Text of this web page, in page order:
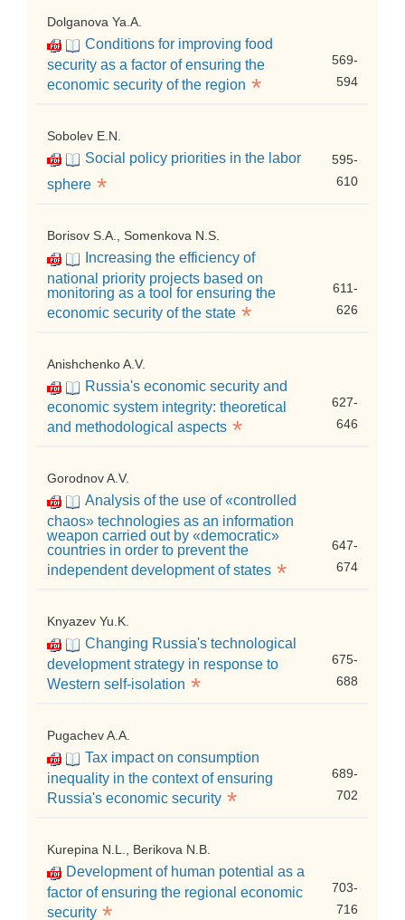
Dolganova Ya.A.
Conditions for improving food
security as a factor of ensuring the
economic security of the region *
569-
594
Sobolev E.N.
Social policy priorities in the labor
sphere *
595-
610
Borisov S.A., Somenkova N.S.
Increasing the efficiency of
national priority projects based on
monitoring as a tool for ensuring the
economic security of the state *
611-
626
Anishchenko A.V.
Russia's economic security and
economic system integrity: theoretical
and methodological aspects *
627-
646
Gorodnov A.V.
Analysis of the use of «controlled
chaos» technologies as an information
weapon carried out by «democratic»
countries in order to prevent the
independent development of states *
647-
674
Knyazev Yu.K.
Changing Russia's technological
development strategy in response to
Western self-isolation *
675-
688
Pugachev A.A.
Tax impact on consumption
inequality in the context of ensuring
Russia's economic security *
689-
702
Kurepina N.L., Berikova N.B.
Development of human potential as a
factor of ensuring the regional economic
security
703-
716